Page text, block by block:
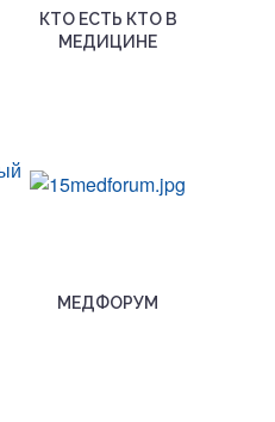
КТО ЕСТЬ КТО В
МЕДИЦИНЕ
МЕДФОРУМ